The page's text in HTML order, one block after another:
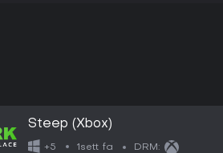
Steep (Xbox)
+5 1sett fa DRM: